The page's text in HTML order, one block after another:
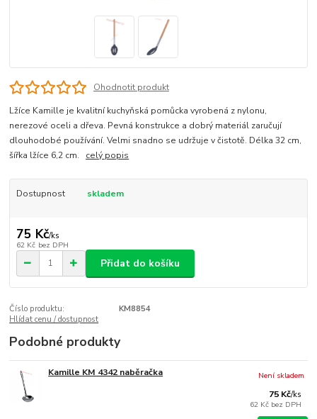
Ohodnotit produkt
Lžíce Kamille je kvalitní kuchyňská pomůcka vyrobená z nylonu,
nerezové oceli a dřeva. Pevná konstrukce a dobrý materiál zaručují
dlouhodobé používání. Velmi snadno se udržuje v čistotě. Délka 32 cm,
šířka lžíce 6,2 cm. celý popis
Dostupnost skladem
75 Kč/ks
62 Kč bez DPH
Přidat do košíku
Číslo produktu:
KM8854
Hlídat cenu / dostupnost
Podobné produkty
Kamille KM 4342 naběračka
75 Kč/ks
62 Kč bez DPH
Není skladem